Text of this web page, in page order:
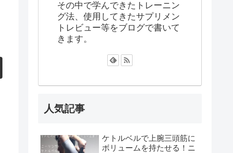
その中で学んできたトレーニン
グ法、使用してきたサプリメン
トレビュー等をブログで書いて
きます。
人気記事
ケトルベルで上腕三頭筋に
ボリュームを持たせる！ニ